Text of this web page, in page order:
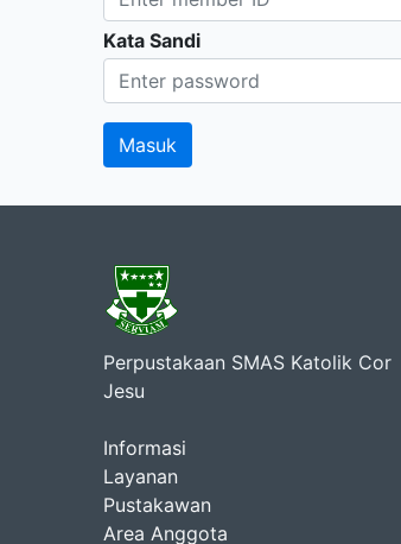
Kata Sandi
Perpustakaan SMAS Katolik Cor
Jesu
Informasi
Layanan
Pustakawan
Area Anggota